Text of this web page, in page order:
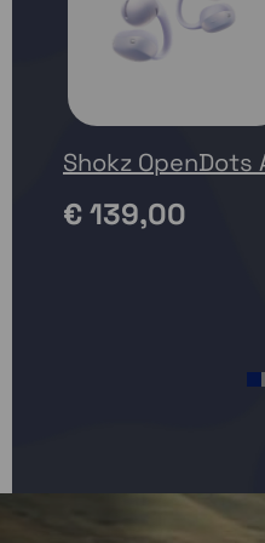
Shokz OpenDots
€ 139,00
1